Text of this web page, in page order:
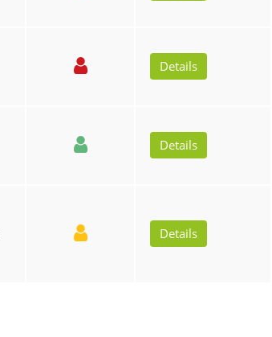
Details
Details
Details